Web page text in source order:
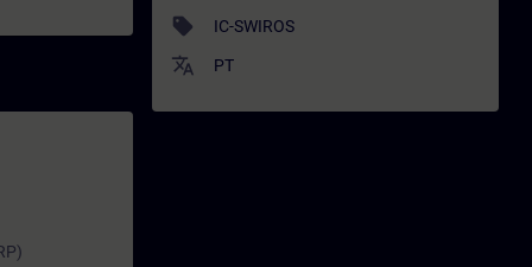
sell IC-SWIROS
translate PT